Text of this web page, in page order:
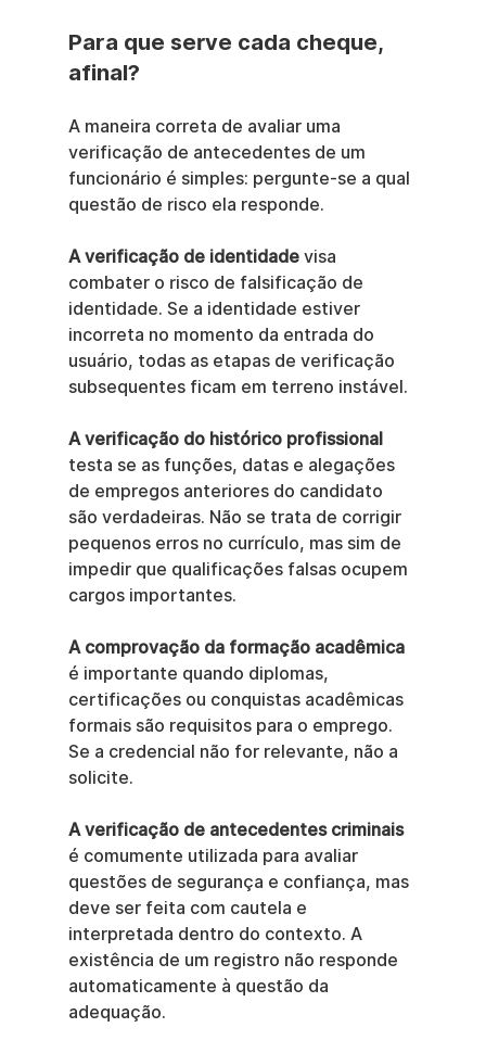
Para que serve cada cheque,
afinal?
A maneira correta de avaliar uma
verificação de antecedentes de um
funcionário é simples: pergunte-se a qual
questão de risco ela responde.
A verificação de identidade visa
combater o risco de falsificação de
identidade. Se a identidade estiver
incorreta no momento da entrada do
usuário, todas as etapas de verificação
subsequentes ficam em terreno instável.
A verificação do histórico profissional
testa se as funções, datas e alegações
de empregos anteriores do candidato
são verdadeiras. Não se trata de corrigir
pequenos erros no currículo, mas sim de
impedir que qualificações falsas ocupem
cargos importantes.
A comprovação da formação acadêmica
é importante quando diplomas,
certificações ou conquistas acadêmicas
formais são requisitos para o emprego.
Se a credencial não for relevante, não a
solicite.
A verificação de antecedentes criminais
é comumente utilizada para avaliar
questões de segurança e confiança, mas
deve ser feita com cautela e
interpretada dentro do contexto. A
existência de um registro não responde
automaticamente à questão da
adequação.